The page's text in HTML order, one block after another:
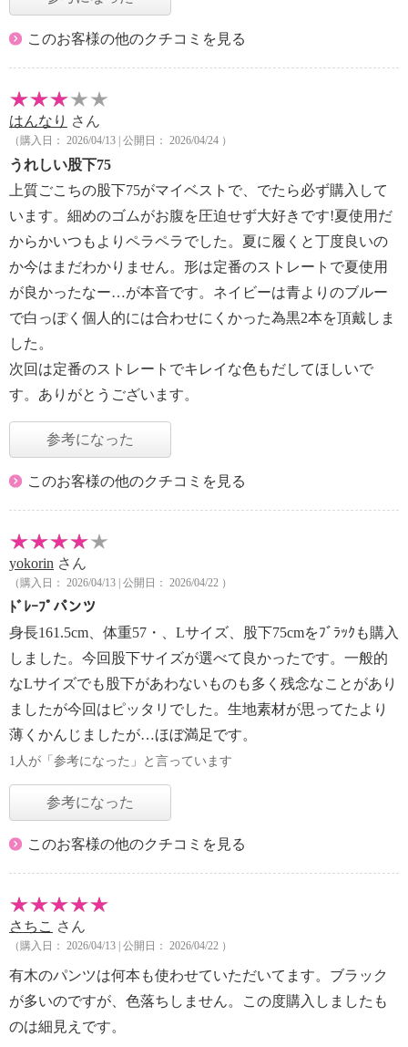
このお客様の他のクチコミを見る
はんなり さん
（購入日： 2026/04/13 | 公開日： 2026/04/24 ）
うれしい股下75
上質ごこちの股下75がマイベストで、でたら必ず購入して
います。細めのゴムがお腹を圧迫せず大好きです!夏使用だ
からかいつもよりペラペラでした。夏に履くと丁度良いの
か今はまだわかりません。形は定番のストレートで夏使用
が良かったなー…が本音です。ネイビーは青よりのブルー
で白っぽく個人的には合わせにくかった為黒2本を頂戴しま
した。
次回は定番のストレートでキレイな色もだしてほしいで
す。ありがとうございます。
参考になった
このお客様の他のクチコミを見る
yokorin さん
（購入日： 2026/04/13 | 公開日： 2026/04/22 ）
ﾄﾞﾚｰﾌﾟパンツ
身長161.5cm、体重57・、Lサイズ、股下75cmをﾌﾞﾗｯｸも購入
しました。今回股下サイズが選べて良かったです。一般的
なLサイズでも股下があわないものも多く残念なことがあり
ましたが今回はピッタリでした。生地素材が思ってたより
薄くかんじましたが…ほぼ満足です。
1人が「参考になった」と言っています
参考になった
このお客様の他のクチコミを見る
さちこ さん
（購入日： 2026/04/13 | 公開日： 2026/04/22 ）
有木のパンツは何本も使わせていただいてます。ブラック
が多いのですが、色落ちしません。この度購入しましたも
のは細見えです。